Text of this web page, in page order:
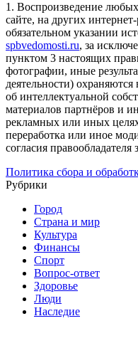
1. Воспроизведение
сайте, на других
обязательном указании
spbvedomosti.ru, за
пунктом 3 настоящих
фотографии, иные
деятельности) охраняются
об интеллектуальной
материалов партнёров и
рекламных или иных
переработка или иное
согласия
Политика сбора и
Рубрики
Город
Страна и мир
Культура
Финансы
Спорт
Вопрос-ответ
Здоровье
Люди
Наследие